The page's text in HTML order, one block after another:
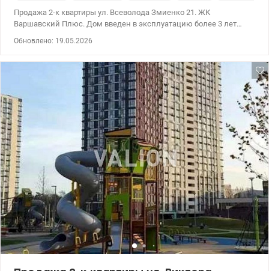
Продажа 2-к квартиры ул. Всеволода Змиенко 21. ЖК
Варшавский Плюс. Дом введен в эксплуатацию более 3 лет
водоснабжение - функционирует отопление. 044 200 10 80
Обновлено: 19.05.2026